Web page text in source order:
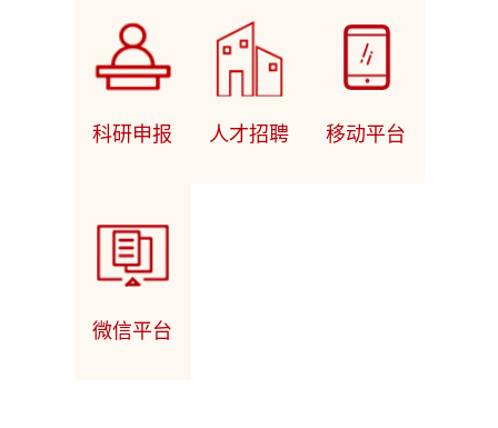
科研申报 人才招聘 移动平台
微信平台